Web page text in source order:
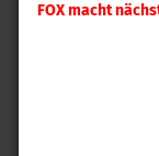
FOX macht